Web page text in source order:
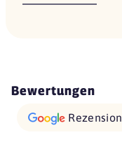
Bewertungen
Rezension